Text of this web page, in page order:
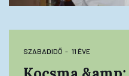
SZABADIDŐ 11 ÉVE